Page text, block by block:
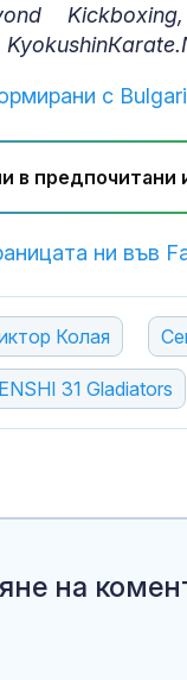
с
в предпочитани
ни във
Колая
31 Gladiators
на